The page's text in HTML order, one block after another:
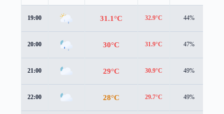
19:00 31.1°C 32.9°C 44%
20:00 30°C 31.9°C 47%
21:00 29°C 30.9°C 49%
22:00 28°C 29.7°C 49%